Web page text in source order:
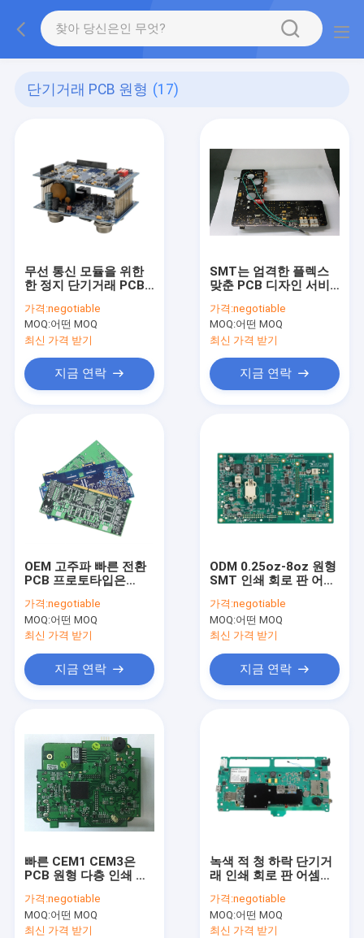
단기거래 PCB 원형 (17)
무선 통신 모듈을 위한
한 정지 단기거래 PCB
가격:negotiable
MOQ:어떤 MOQ
최신 가격 받기
지금 연락
SMT는 엄격한 플렉스
맞춘 PCB 디자인 서비
다
가격:negotiable
MOQ:어떤 MOQ
최신 가격 받기
지금 연락
OEM 고주파 빠른 전환
PCB 프로토타입은
다
가격:negotiable
MOQ:어떤 MOQ
최신 가격 받기
지금 연락
ODM 0.25oz-8oz 원형
SMT 인쇄 회로 판 어셈
가격:negotiable
MOQ:어떤 MOQ
최신 가격 받기
지금 연락
빠른 CEM1 CEM3은
PCB 원형 다층 인쇄 회
다
가격:negotiable
MOQ:어떤 MOQ
최신 가격 받기
녹색 적 청 하락 단기거
래 인쇄 회로 판 어셈블
두께
가격:negotiable
MOQ:어떤 MOQ
최신 가격 받기